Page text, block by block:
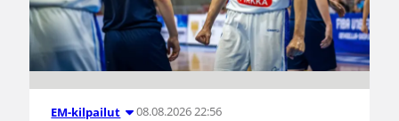
EM-kilpailut 08.08.2026 22:56